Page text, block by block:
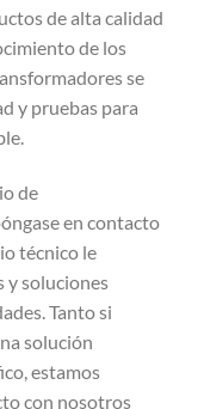
de alta calidad
de los
se
y pruebas para
de
en contacto
técnico le
y soluciones
Tanto si
solución
estamos
con nosotros